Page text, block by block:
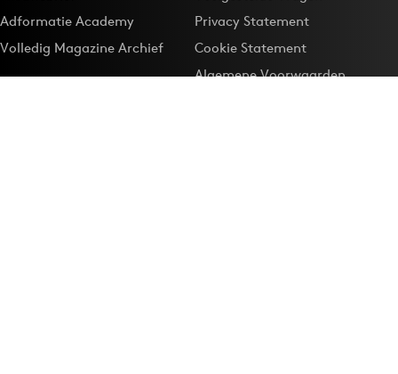
Adformatie Academy
Volledig Magazine Archief
Privacy Statement
Cookie Statement
Algemene Voorwaarden